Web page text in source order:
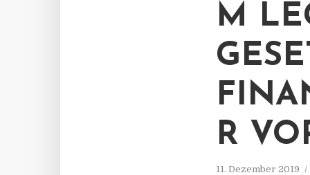
M
R
11. Dezember 2019